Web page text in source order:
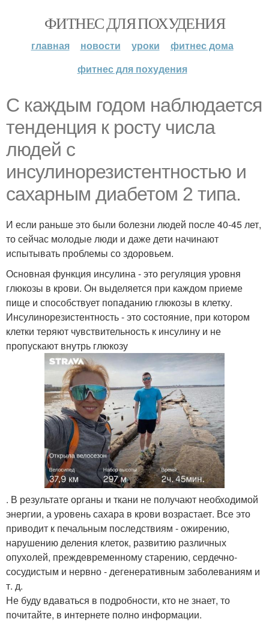
ФИТНЕС ДЛЯ ПОХУДЕНИЯ
главная новости уроки
фитнес дома
фитнес для похудения
С каждым годом наблюдается
тенденция к росту числа
людей с
инсулинорезистентностью и
сахарным диабетом 2 типа.
И если раньше это были болезни людей после 40-45 лет,
то сейчас молодые люди и даже дети начинают
испытывать проблемы со здоровьем.
Основная функция инсулина - это регуляция уровня
глюкозы в крови. Он выделяется при каждом приеме
пище и способствует попаданию глюкозы в клетку.
Инсулинорезистентность - это состояние, при котором
клетки теряют чувствительность к инсулину и не
пропускают внутрь глюкозу
. В результате органы и ткани не получают необходимой
энергии, а уровень сахара в крови возрастает. Все это
приводит к печальным последствиям - ожирению,
нарушению деления клеток, развитию различных
опухолей, преждевременному старению, сердечно-
сосудистым и нервно - дегенеративным заболеваниям и
т. д.
Не буду вдаваться в подробности, кто не знает, то
почитайте, в интернете полно информации.